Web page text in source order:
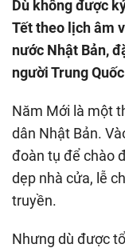
Dù không được
Tết theo lịch âm
nước Nhật Bản,
người Trung
Năm Mới là một
dân Nhật Bản.
đoàn tụ để chào
dẹp nhà cửa, lễ
truyền.
Nhưng dù được